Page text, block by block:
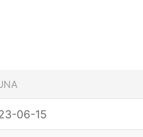
06-15